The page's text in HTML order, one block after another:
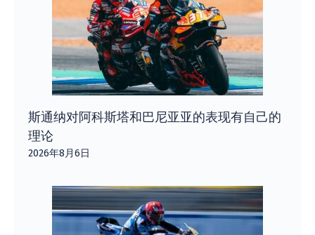
斯通纳对阿科斯塔和巴尼亚亚的表现有自己的
理论
2026年8月6日